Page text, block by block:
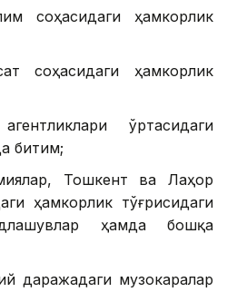
соҳасидаги ҳамкорлик
соҳасидаги ҳамкорлик
ўртасидаги
битим;
Тошкент ва Лаҳор
ҳамкорлик тўғрисидаги
ҳамда бошқа
даражадаги музокаралар